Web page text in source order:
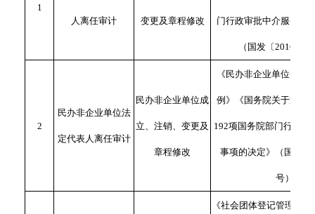
1
人离任审计 变更及章程修改 门行政审批中介服务事
（国发〔2016〕
2
民办非企业单位法
定代表人离任审计
民办非企业单位成
立、注销、变更及
章程修改
《民办非企业单位登记
例》《国务院关于第二
192项国务院部门行政审
事项的决定》（国发〔
号）
《社会团体登记管理条